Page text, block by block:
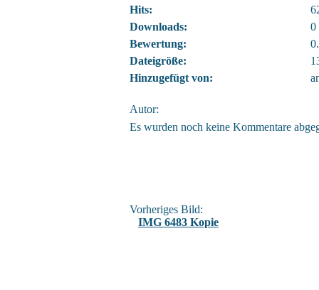
Hits:
Downloads:
0
Bewertung:
Dateigröße:
Hinzugefügt von:
Autor:
Es wurden noch keine Kommentare
Vorheriges Bild:
IMG 6483 Kopie